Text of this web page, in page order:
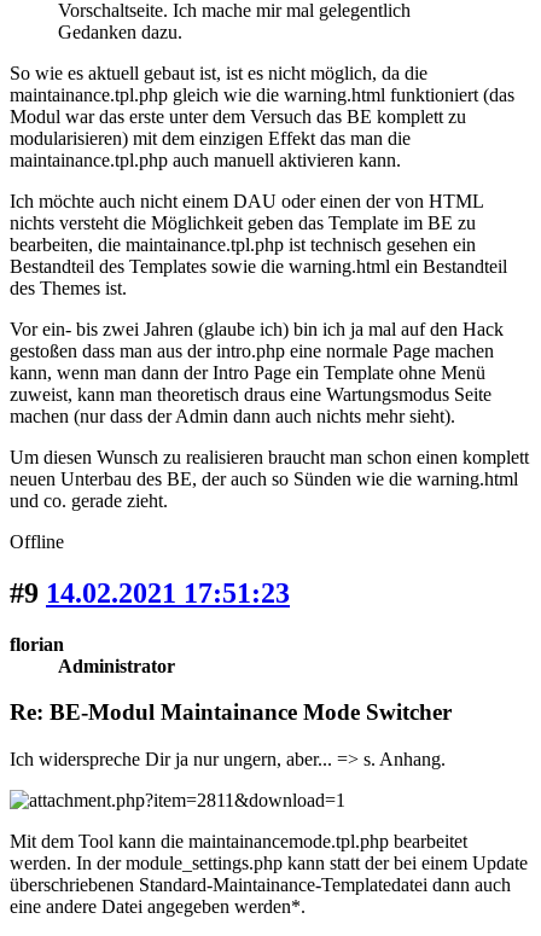
Vorschaltseite. Ich mache mir mal gelegentlich
Gedanken dazu.
So wie es aktuell gebaut ist, ist es nicht möglich, da die
maintainance.tpl.php gleich wie die warning.html funktioniert (das
Modul war das erste unter dem Versuch das BE komplett zu
modularisieren) mit dem einzigen Effekt das man die
maintainance.tpl.php auch manuell aktivieren kann.
Ich möchte auch nicht einem DAU oder einen der von HTML
nichts versteht die Möglichkeit geben das Template im BE zu
bearbeiten, die maintainance.tpl.php ist technisch gesehen ein
Bestandteil des Templates sowie die warning.html ein Bestandteil
des Themes ist.
Vor ein- bis zwei Jahren (glaube ich) bin ich ja mal auf den Hack
gestoßen dass man aus der intro.php eine normale Page machen
kann, wenn man dann der Intro Page ein Template ohne Menü
zuweist, kann man theoretisch draus eine Wartungsmodus Seite
machen (nur dass der Admin dann auch nichts mehr sieht).
Um diesen Wunsch zu realisieren braucht man schon einen komplett
neuen Unterbau des BE, der auch so Sünden wie die warning.html
und co. gerade zieht.
Offline
#9 14.02.2021 17:51:23
florian
Administrator
Re: BE-Modul Maintainance Mode Switcher
Ich widerspreche Dir ja nur ungern, aber... => s. Anhang.
Mit dem Tool kann die maintainancemode.tpl.php bearbeitet
werden. In der module_settings.php kann statt der bei einem Update
überschriebenen Standard-Maintainance-Templatedatei dann auch
eine andere Datei angegeben werden*.